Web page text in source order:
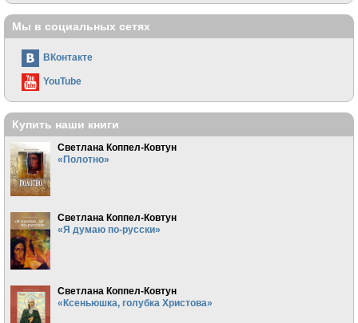
Мы в социальных сетях
ВКонтакте
YouTube
Купить наши книги
Светлана Коппел-Ковтун
«Полотно»
Светлана Коппел-Ковтун
«Я думаю по-русски»
Светлана Коппел-Ковтун
«Ксеньюшка, голубка Христова»